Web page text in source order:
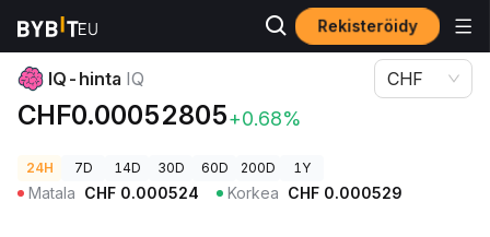
Rekisteröidy
Kryptohinnat
IQ-hinta IQ
CHF0.00052805+0.68%
CHF
24H 7D 14D 30D 60D 200D 1Y
Matala CHF 0.000524 Korkea CHF 0.000529